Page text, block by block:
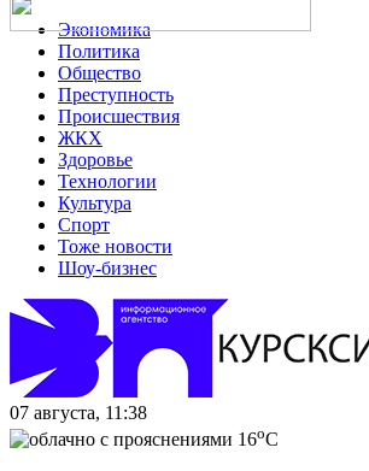
Экономика
Политика
Общество
Преступность
Происшествия
ЖКХ
Здоровье
Технологии
Культура
Спорт
Тоже новости
Шоу-бизнес
07 августа, 11:38
16oC